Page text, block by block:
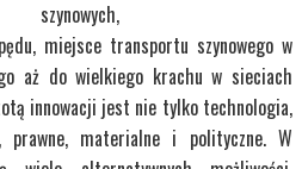
Transport Miejski i
Regionalny
szynowych,
miejsce transportu szynowego w
aż do wielkiego krachu w sieciach
innowacji jest nie tylko technologia,
prawne, materialne i polityczne. W